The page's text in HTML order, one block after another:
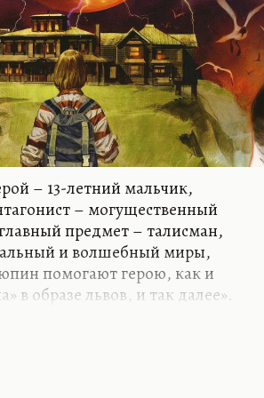
которая не всегда
в первой трети романа
сологубовский социальный
в нормальную готическую
критики, социальной
– 13-летний мальчик,
– могущественный
предмет – талисман,
и волшебный миры,
помогают герою, как и
в образе львов, и так далее».
внимание на
или на юнговские
сказке у героя есть
в каждой сказке ему